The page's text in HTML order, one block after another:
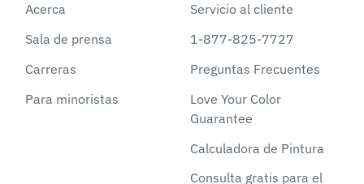
Acerca
Sala de prensa
Carreras
Para minoristas
Servicio al cliente
1-877-825-7727
Preguntas Frecuentes
Love Your Color
Guarantee
Calculadora de Pintura
Consulta gratis para el